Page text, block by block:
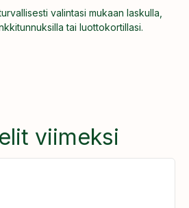
valintasi mukaan laskulla,
tai luottokortillasi.
viimeksi